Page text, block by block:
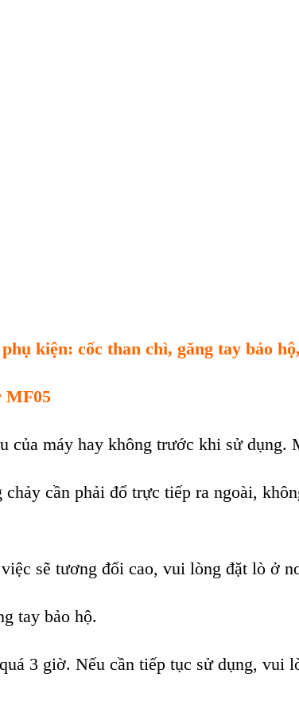
ụ kiện: cốc than chì, găng tay bảo
MF05
của máy hay không trước khi sử dụng.
chảy cần phải đổ trực tiếp ra ngoài,
ệc sẽ tương đối cao, vui lòng đặt lò ở
tay bảo hộ.
á 3 giờ. Nếu cần tiếp tục sử dụng, vui l